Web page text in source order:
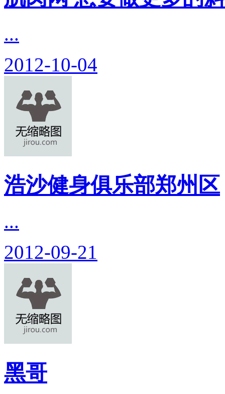
...
2012-10-04
浩沙健身俱乐部郑州区
...
2012-09-21
黑哥